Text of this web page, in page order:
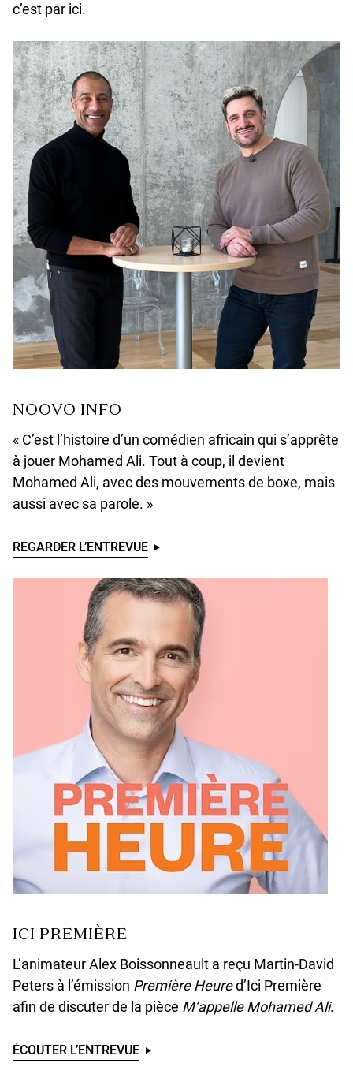
c’est par ici.
NOOVO INFO
« C’est l’histoire d’un comédien africain qui s’apprête
à jouer Mohamed Ali. Tout à coup, il devient
Mohamed Ali, avec des mouvements de boxe, mais
aussi avec sa parole. »
REGARDER L’ENTREVUE
U
D
E
F
I
N
E
ICI PREMIÈRE
L’animateur Alex Boissonneault a reçu Martin-David
Peters à l’émission Première Heured’Ici Première
afin de discuter de la pièce M’appelle Mohamed Ali.
ÉCOUTER L’ENTREVUE
U